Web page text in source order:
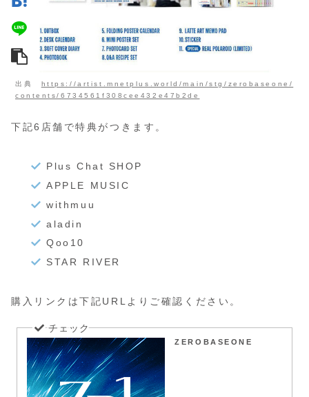
出典 https://artist.mnetplus.world/main/stg/zerobaseone/
contents/6734561f308cee432e47b2de
下記6店舗で特典がつきます。
Plus Chat SHOP
APPLE MUSIC
withmuu
aladin
Qoo10
STAR RIVER
購入リンクは下記URLよりご確認ください。
ZEROBASEONE